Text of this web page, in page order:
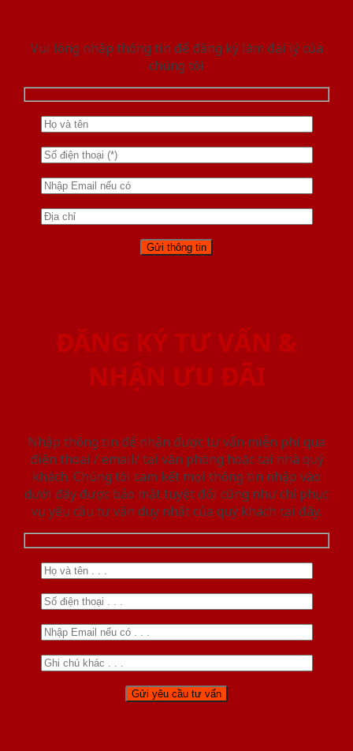
Vui lòng nhập thông tin để đăng ký làm đại lý của
chúng tôi
ĐĂNG KÝ TƯ VẤN &
NHẬN ƯU ĐÃI
Nhập thông tin để nhận được tư vấn miễn phí qua
điện thoại / email/ tại văn phòng hoặc tại nhà quý
khách. Chúng tôi cam kết mọi thông tin nhập vào
dưới đây được bảo mật tuyệt đối cũng như chỉ phục
vụ yêu cầu tư vấn duy nhất của quý khách tại đây.